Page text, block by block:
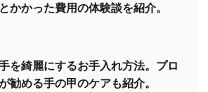
とかかった費用の体験談を紹介。
を綺麗にするお手入れ方法。プロ
勧める手の甲のケアも紹介。